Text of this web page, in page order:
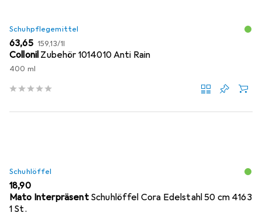
Schuhpflegemittel
EUR
63,65 EUR
159,13/1l
Collonil Zubehör 1014010 Anti Rain
400 ml
Schuhlöffel
EUR
18,90
Mato Interpräsent Schuhlöffel Cora Edelstahl 50 cm 4163
1 St.